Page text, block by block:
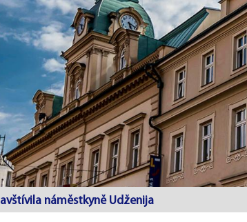
náměstkyně Udženija